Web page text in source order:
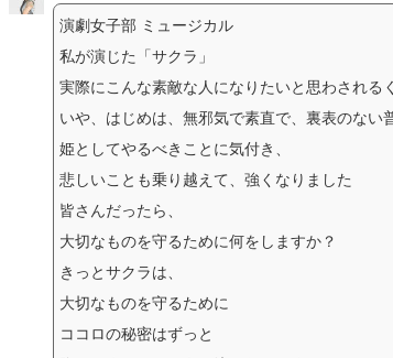
演劇女子部 ミュージカル
私が演じた「サクラ」
実際にこんな素敵な人になりたいと思わされる
いや、はじめは、無邪気で素直で、裏表のない
姫としてやるべきことに気付き、
悲しいことも乗り越えて、強くなりました
皆さんだったら、
大切なものを守るために何をしますか？
きっとサクラは、
大切なものを守るために
ココロの秘密はずっと